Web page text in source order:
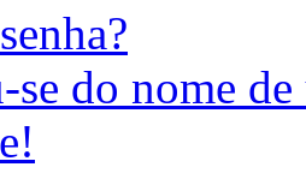
se do nome